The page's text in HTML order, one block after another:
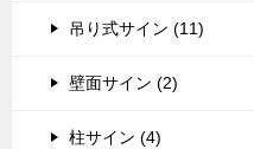
吊り式サイン (11)
壁面サイン (2)
柱サイン (4)